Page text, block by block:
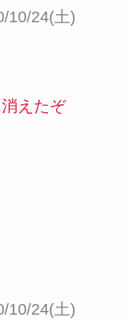
10/24(土)
えたぞ
10/24(土)